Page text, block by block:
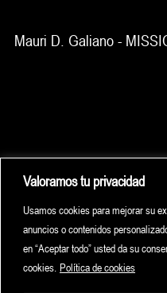
Valoramos tu privacidad
Usamos cookies para mejorar su
anuncios o contenidos
en “Aceptar todo” usted da su
cookies. Política de cookies
Mauri D. Galiano -